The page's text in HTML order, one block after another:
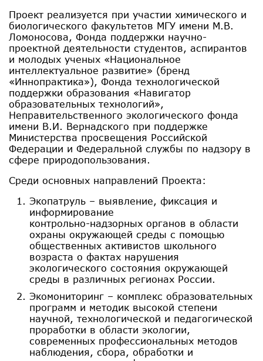
Проект реализуется при участии химического и
биологического факультетов МГУ имени М.В.
Ломоносова, Фонда поддержки научно-
проектной деятельности студентов, аспирантов
и молодых ученых «Национальное
интеллектуальное развитие» (бренд
«Иннопрактика»), Фонда технологической
поддержки образования «Навигатор
образовательных технологий»,
Неправительственного экологического фонда
имени В.И. Вернадского при поддержке
Министерства просвещения Российской
Федерации и Федеральной службы по надзору в
сфере природопользования.
Среди основных направлений Проекта:
Экопатруль – выявление, фиксация и
информирование
контрольно-надзорных органов в области
охраны окружающей среды с помощью
общественных активистов школьного
возраста о фактах нарушения
экологического состояния окружающей
среды в различных регионах России.
Экомониторинг – комплекс образовательных
программ и методик высокой степени
научной, технологической и педагогической
проработки в области экологии,
современных профессиональных методов
наблюдения, сбора, обработки и